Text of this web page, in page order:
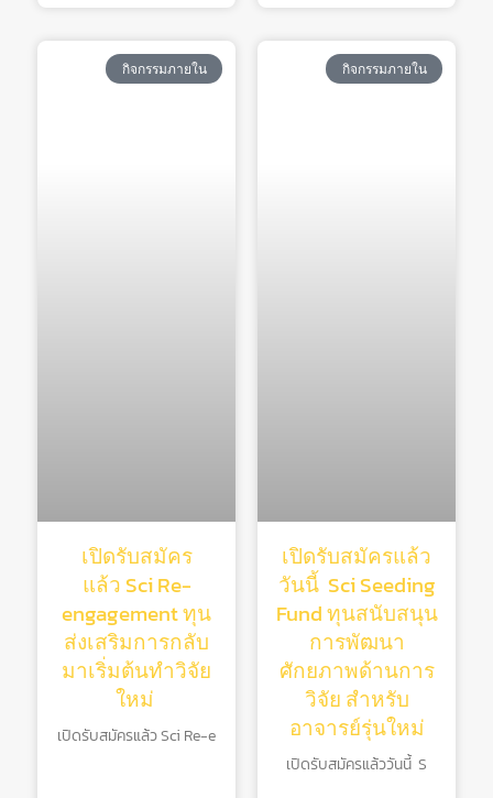
กิจกรรมภายใน
เปิดรับสมัคร
แล้ว Sci Re-
engagement ทุน
ส่งเสริมการกลับ
มาเริ่มต้นทําวิจัย
ใหม่
เปิดรับสมัครแล้ว Sci Re-e
กิจกรรมภายใน
เปิดรับสมัครแล้ว
วันนี้ Sci Seeding
Fund ทุนสนับสนุน
การพัฒนา
ศักยภาพด้านการ
วิจัย สําหรับ
อาจารย์รุ่นใหม่
เปิดรับสมัครแล้ววันนี้ S